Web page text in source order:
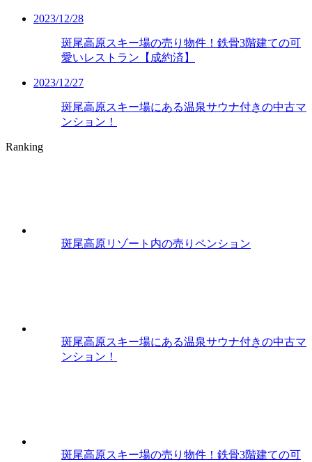
2023/12/28
斑尾高原スキー場の売り物件！鉄骨3階建ての可
愛いレストラン【成約済】
2023/12/27
斑尾高原スキー場にある温泉サウナ付きの中古マ
ンション！
Ranking
斑尾高原リゾート内の売りペンション
斑尾高原スキー場にある温泉サウナ付きの中古マ
ンション！
斑尾高原スキー場の売り物件！鉄骨3階建ての可